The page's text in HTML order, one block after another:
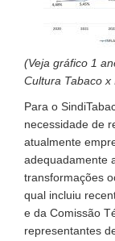
(Veja gráfico 1
Cultura Tabaco x
Para o
necessidade de
atualmente
adequadamente
transformações
qual incluiu
e da Comissão
representantes